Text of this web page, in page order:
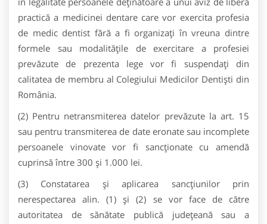
practică a medicinei dentare care vor exercita profesia
de medic dentist fără a fi organizați în vreuna dintre
formele sau modalitățile de exercitare a profesiei
prevăzute de prezenta lege vor fi suspendați din
calitatea de membru al Colegiului Medicilor Dentiști din
România.
(2) Pentru netransmiterea datelor prevăzute la art. 15
sau pentru transmiterea de date eronate sau incomplete
persoanele vinovate vor fi sancţionate cu amendă
cuprinsă între 300 şi 1.000 lei.
(3) Constatarea şi aplicarea sancţiunilor prin
nerespectarea alin. (1) şi (2) se vor face de către
autoritatea de sănătate publică judeţeană sau a